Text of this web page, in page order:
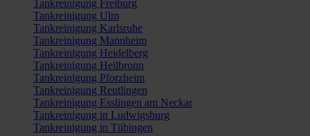
Tankreinigung Freiburg
Tankreinigung Ulm
Tankreinigung Karlsruhe
Tankreinigung Mannheim
Tankreinigung Heidelberg
Tankreinigung Heilbronn
Tankreinigung Pforzheim
Tankreinigung Reutlingen
Tankreinigung Esslingen am Neckar
Tankreinigung in Ludwigsburg
Tankreinigung in Tübingen